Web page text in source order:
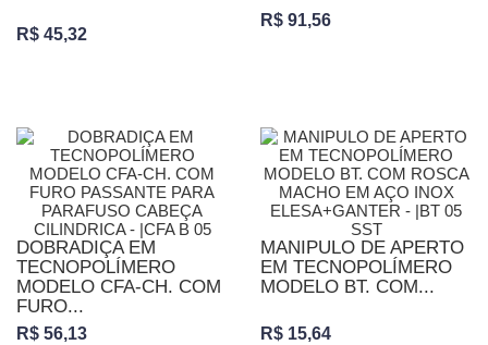
R$ 45,32
R$ 91,56
DOBRADIÇA EM
TECNOPOLÍMERO
MODELO CFA-CH. COM
FURO...
R$ 56,13
MANIPULO DE APERTO
EM TECNOPOLÍMERO
MODELO BT. COM...
R$ 15,64